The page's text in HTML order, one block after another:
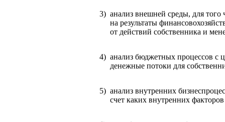
3) анализ внешней среды, для того
на результаты
от действий собственника и
4) анализ бюджетных процессов с
денежные потоки для
5) анализ внутренних
счет каких внутренних